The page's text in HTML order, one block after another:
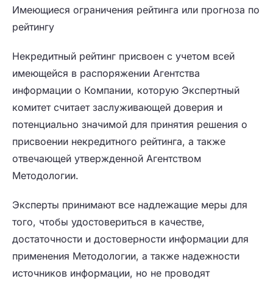
Имеющиеся ограничения рейтинга или прогноза по
рейтингу
Некредитный рейтинг присвоен с учетом всей
имеющейся в распоряжении Агентства
информации о Компании, которую Экспертный
комитет считает заслуживающей доверия и
потенциально значимой для принятия решения о
присвоении некредитного рейтинга, а также
отвечающей утвержденной Агентством
Методологии.
Эксперты принимают все надлежащие меры для
того, чтобы удостовериться в качестве,
достаточности и достоверности информации для
применения Методологии, а также надежности
источников информации, но не проводят